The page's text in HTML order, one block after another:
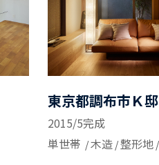
東京都調布市Ｋ邸
2015/5完成
単世帯
木造 整形地